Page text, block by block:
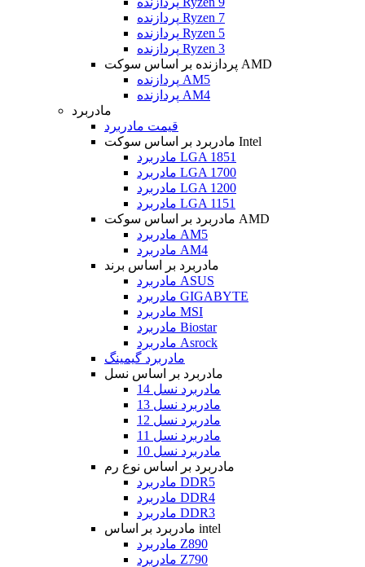
پردازنده Ryzen 7
پردازنده Ryzen 5
پردازنده Ryzen 3
پردازنده بر اساس سوکت AMD
پردازنده AM5
پردازنده AM4
مادربرد
قیمت مادربرد
مادربرد بر اساس سوکت Intel
مادربرد LGA 1851
مادربرد LGA 1700
مادربرد LGA 1200
مادربرد LGA 1151
مادربرد بر اساس سوکت AMD
مادربرد AM5
مادربرد AM4
مادربرد بر اساس برند
مادربرد ASUS
مادربرد GIGABYTE
مادربرد MSI
مادربرد Biostar
مادربرد Asrock
مادربرد گیمینگ
مادربرد بر اساس نسل
مادربرد نسل 14
مادربرد نسل 13
مادربرد نسل 12
مادربرد نسل 11
مادربرد نسل 10
مادربرد بر اساس نوع رم
مادربرد DDR5
مادربرد DDR4
مادربرد DDR3
مادربرد بر اساس intel
مادربرد Z890
مادربرد Z790